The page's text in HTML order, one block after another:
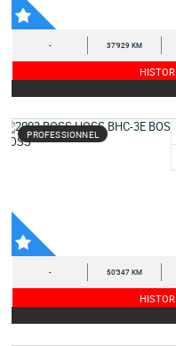
- 37'929 KM
PROFESSIONNEL
- 50'347 KM